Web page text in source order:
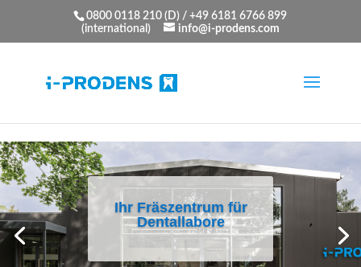
Want to Learn More ...Click Here
0800 0118 210 (D) / +49 6181 6766 899
(international)
info@i-prodens.com
Ihr Fräszentrum für
Dentallabore
Für Ihr Lächeln
geben wir alles.